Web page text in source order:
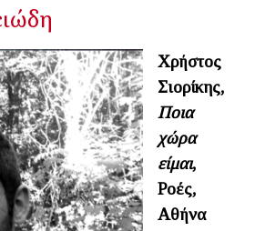
Χρήστος
Σιορίκης,
Ποια
χώρα
είμαι,
Ροές,
Αθήνα